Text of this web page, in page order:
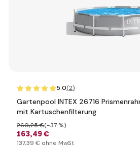
5.0(2)
Gartenpool INTEX 26716
mit Kartuschenfilterung
163,49 €
260,25 €(-37 %)
137,39 € ohne MwSt